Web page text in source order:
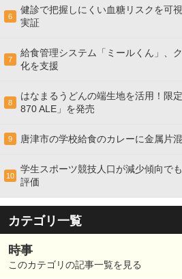
6
健診で把握しにくい血糖リスクを可
実証
7
給食管理システム「ミールくん」、
化を支援
8
はなまるうどんの端生地を活用！限
870 ALE」を発売
9 唐津市の学校給食のカレーに金属片
10
学生スポーツ競技人口が減少傾向で
評価
カテゴリ一覧
時事
このカテゴリの記事一覧を見る